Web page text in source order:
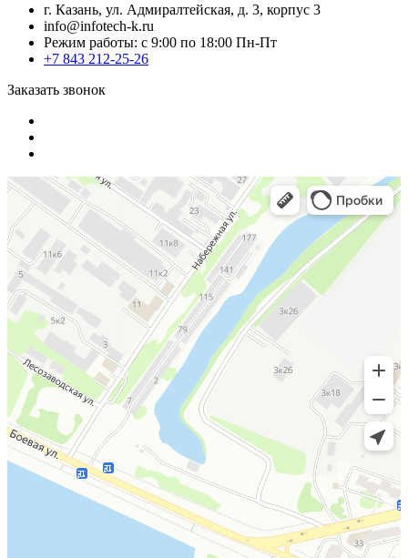
г. Казань, ул. Адмиралтейская, д. 3, корпус 3
info@infotech-k.ru
Режим работы: с 9:00 по 18:00 Пн-Пт
+7 843 212-25-26
Заказать звонок